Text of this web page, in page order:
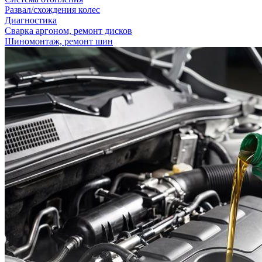
Развал/схождения колес
Диагностика
Сварка аргоном, ремонт дисков
Шиномонтаж, ремонт шин